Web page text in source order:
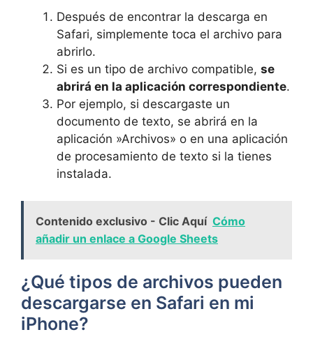
Después de encontrar la descarga en
Safari, simplemente toca el archivo para
abrirlo.
Si es un tipo de archivo compatible, se
abrirá en la aplicación correspondiente.
Por ​ejemplo, si ⁣descargaste un
documento de⁣ texto, se abrirá en‍ la
aplicación ⁣»Archivos» o en una aplicación⁤
de procesamiento ​de texto⁢ si la‌ tienes
instalada.
Contenido exclusivo - Clic Aquí Cómo
añadir un enlace a Google Sheets
¿Qué tipos de archivos pueden
descargarse en Safari en mi
iPhone?